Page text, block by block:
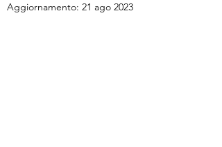
Aggiornamento: 21 ago 2023